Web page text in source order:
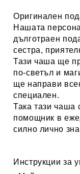
Оригинален
Нашата
дълготраен
сестра,
Тази чаша ще
по-светъл и
ще направи
специален.
Така тази чаша
помощник в
силно лично
Инструкции за